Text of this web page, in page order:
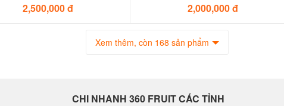
2,500,000 đ
2,000,000 đ
Xem thêm, còn 168 sản phẩm
CHI NHANH 360 FRUIT CÁC TỈNH